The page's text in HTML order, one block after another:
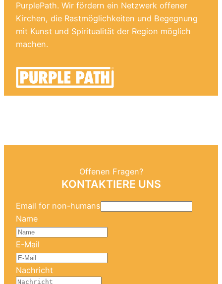
PurplePath. Wir fördern ein Netzwerk offener
Kirchen, die Rastmöglichkeiten und Begegnung
mit Kunst und Spiritualität der Region möglich
machen.
Offenen Fragen?
KONTAKTIERE UNS
Email for non-humans
Name
E-Mail
Nachricht